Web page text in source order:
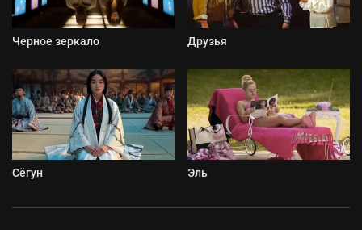
Черное зеркало Друзья
Сёгун Эль